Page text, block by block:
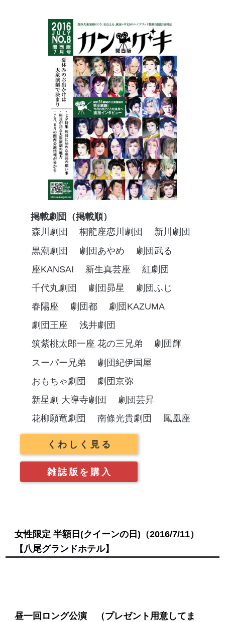
掲載劇団（掲載順）
森川劇団
桐龍座恋川劇団
新川劇団
黒潮劇団
劇団あやめ
劇団武る
座KANSAI
新生真芸座
紅劇団
千代丸劇団
劇団昴星
劇団ふじ
春陽座
劇団都
劇団KAZUMA
劇団王座
浅井劇団
筑紫桃太郎一座 花の三兄弟
劇団輝
スーパー兄弟
劇団紀伊国屋
おもちゃ劇団
劇団京弥
新星劇 大導寺劇団
劇団芸昇
花柳願竜劇団
南條光貴劇団 鳳凰座
くわしく見る
雑誌版を購入
女性限定 半額日(クイーンの日) （2016/7/11）
【八尾グランドホテル】
昼一回ロング公演 （プレゼント用意してま